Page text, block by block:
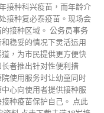
接种科兴疫苗，而年龄介
接种复必泰疫苗。现场会
接种区域。 公务员事务
稳妥的情况下灵活运用
，为市民提供更方便快
者推出针对性便利措
使用服务时让幼童同时
心向使用者提供接种服
种疫苗保护自己。 点此